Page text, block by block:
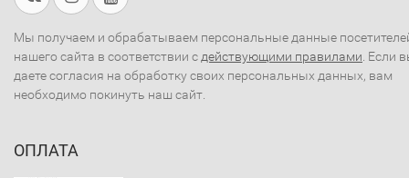
Мы получаем и обрабатываем персональные данные
нашего сайта в соответствии с действующими правилами . Если
даете согласия на обработку своих персональных данных, вам
необходимо покинуть наш сайт.
ОПЛАТА